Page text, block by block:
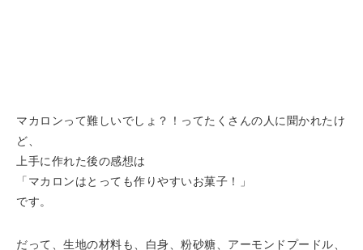
マカロンって難しいでしょ？！ってたくさんの人に聞かれたけ
ど、
上手に作れた後の感想は
「マカロンはとっても作りやすいお菓子！」
です。
だって、生地の材料も、白身、粉砂糖、アーモンドプードル、